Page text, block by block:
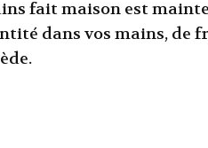
fait maison est
dans vos mains, de